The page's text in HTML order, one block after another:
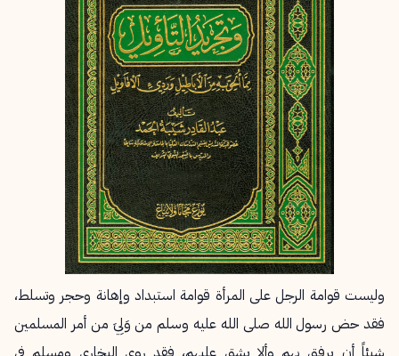
وليست قوامة الرجل على المرأة قوامة استبداد وإهانة وحجر وتسلط،
فقد حض رسول الله صلى الله عليه وسلم من وَلِيَ من أمر المسلمين